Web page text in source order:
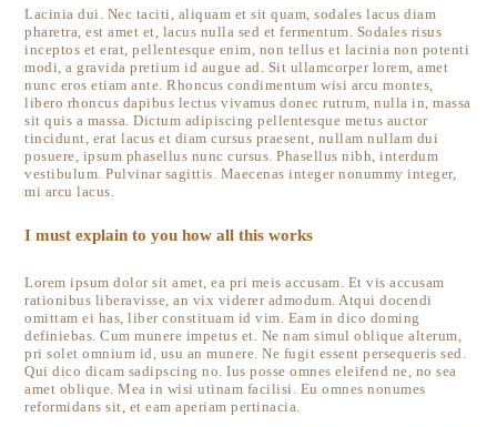
CONTACT US
Lacinia dui. Nec taciti, aliquam et sit quam, sodales lacus diam
pharetra, est amet et, lacus nulla sed et fermentum. Sodales risus
inceptos et erat, pellentesque enim, non tellus et lacinia non potenti
modi, a gravida pretium id augue ad. Sit ullamcorper lorem, amet
nunc eros etiam ante. Rhoncus condimentum wisi arcu montes,
libero rhoncus dapibus lectus vivamus donec rutrum, nulla in, massa
sit quis a massa. Dictum adipiscing pellentesque metus auctor
tincidunt, erat lacus et diam cursus praesent, nullam nullam dui
posuere, ipsum phasellus nunc cursus. Phasellus nibh, interdum
vestibulum. Pulvinar sagittis. Maecenas integer nonummy integer,
mi arcu lacus.
I must explain to you how all this works
Lorem ipsum dolor sit amet, ea pri meis accusam. Et vis accusam
rationibus liberavisse, an vix viderer admodum. Atqui docendi
omittam ei has, liber constituam id vim. Eam in dico doming
definiebas. Cum munere impetus et. Ne nam simul oblique alterum,
pri solet omnium id, usu an munere. Ne fugit essent persequeris sed.
Qui dico dicam sadipscing no. Ius posse omnes eleifend ne, no sea
amet oblique. Mea in wisi utinam facilisi. Eu omnes nonumes
reformidans sit, et eam aperiam pertinacia.